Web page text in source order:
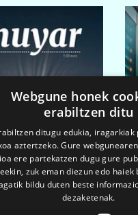
Webgune honek
erabiltzen ditu
ditugu edukia,
aztertzeko. Gure
ere partekatzen dugu gure
zuk eman diezun edo
bildu duten beste
dezaketenak.